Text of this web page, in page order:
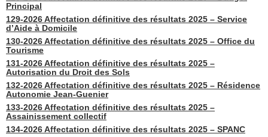
Principal
129-2026 Affectation définitive des résultats 2025 – Service
d’Aide à Domicile
130-2026 Affectation définitive des résultats 2025 – Office du
Tourisme
131-2026 Affectation définitive des résultats 2025 –
Autorisation du Droit des Sols
132-2026 Affectation définitive des résultats 2025 – Résidence
Autonomie Jean-Guenier
133-2026 Affectation définitive des résultats 2025 –
Assainissement collectif
134-2026 Affectation définitive des résultats 2025 – SPANC